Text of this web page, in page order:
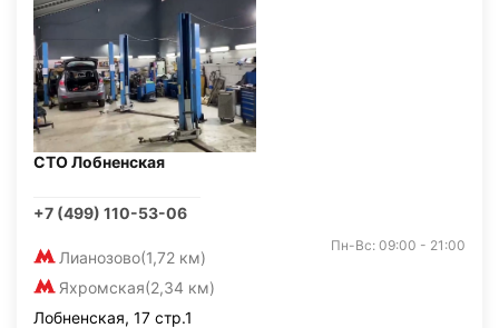
СТО Лобненская
+7 (499) 110-53-06
Лианозово(1,72 км)
Яхромская(2,34 км)
Пн-Вс: 09:00 - 21:00
Лобненская, 17 стр.1